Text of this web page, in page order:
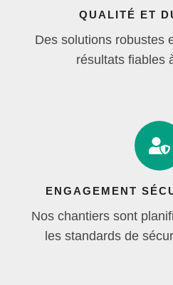
QUALITÉ ET
Des solutions robustes
résultats fiables
ENGAGEMENT
Nos chantiers sont
les standards de